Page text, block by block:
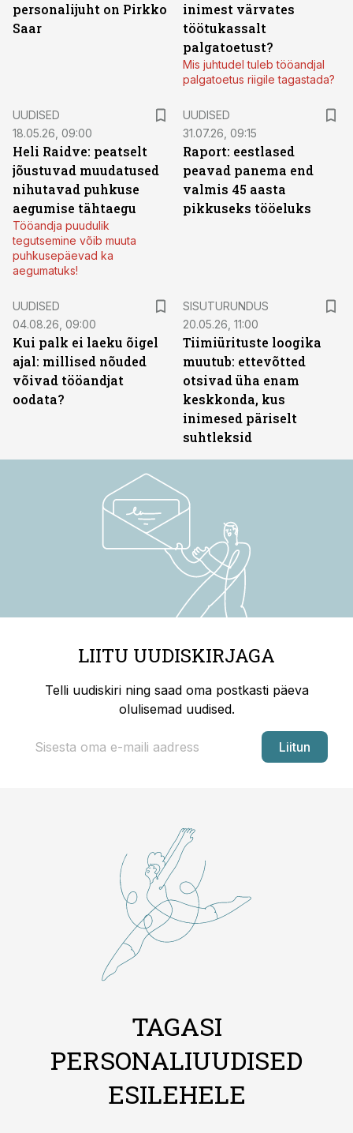
personalijuht on Pirkko
Saar
inimest värvates
töötukassalt
palgatoetust?
Mis juhtudel tuleb tööandjal
palgatoetus riigile tagastada?
UUDISED
18.05.26, 09:00
Heli Raidve: peatselt
jõustuvad muudatused
nihutavad puhkuse
aegumise tähtaegu
Tööandja puudulik
tegutsemine võib muuta
puhkusepäevad ka
aegumatuks!
UUDISED
31.07.26, 09:15
Raport: eestlased
peavad panema end
valmis 45 aasta
pikkuseks tööeluks
UUDISED
04.08.26, 09:00
Kui palk ei laeku õigel
ajal: millised nõuded
võivad tööandjat
oodata?
SISUTURUNDUS
20.05.26, 11:00
Tiimiürituste loogika
muutub: ettevõtted
otsivad üha enam
keskkonda, kus
inimesed päriselt
suhtleksid
LIITU UUDISKIRJAGA
Telli uudiskiri ning saad oma postkasti päeva
olulisemad uudised.
Liitun
TAGASI
PERSONALIUUDISED
ESILEHELE